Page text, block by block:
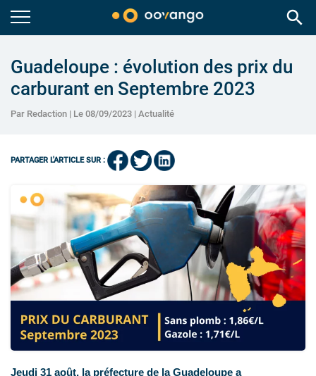
search
Guadeloupe : évolution des prix du
carburant en Septembre 2023
Par Redaction | Le 08/09/2023 | Actualité
PARTAGER L'ARTICLE SUR :
Jeudi 31 août, la préfecture de la Guadeloupe a